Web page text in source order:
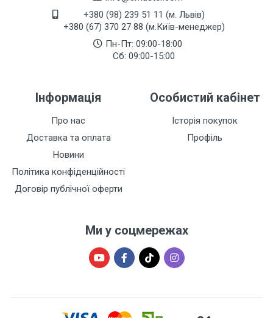
+380 (98) 239 51 11 (м. Львів)
+380 (67) 370 27 88 (м.Київ-менеджер)
Пн-Пт: 09:00-18:00
Сб: 09:00-15:00
Інформація
Про нас
Доставка та оплата
Новини
Політика конфіденційності
Договір публічної оферти
Особистий кабінет
Історія покупок
Профіль
Ми у соцмережах